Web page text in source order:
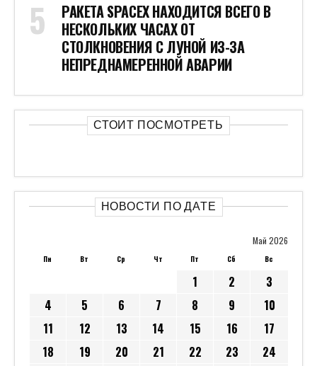
РАКЕТА SPACEX НАХОДИТСЯ ВСЕГО В
НЕСКОЛЬКИХ ЧАСАХ ОТ
СТОЛКНОВЕНИЯ С ЛУНОЙ ИЗ-ЗА
НЕПРЕДНАМЕРЕННОЙ АВАРИИ
СТОИТ ПОСМОТРЕТЬ
НОВОСТИ ПО ДАТЕ
Май 2026
Пн Вт Ср Чт Пт Сб Вс
1 2
3
4
5 6 7 8 9
10
11
12 13 14 15 16
17
18
19 20 21 22 23
24